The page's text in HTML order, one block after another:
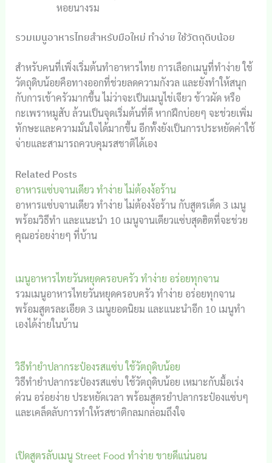
หอยนางรม
รวมเมนูอาหารไทยสำหรับมือใหม่ ทำง่าย ใช้วัตถุดิบน้อย
สำหรับคนที่เพิ่งเริ่มต้นทำอาหารไทย การเลือกเมนูที่ทำง่าย ใช้
วัตถุดิบน้อยคือทางออกที่ช่วยลดความกังวล และยังทำให้สนุก
กับการเข้าครัวมากขึ้น ไม่ว่าจะเป็นเมนูไข่เจียว ข้าวผัด หรือ
กะเพราหมูสับ ล้วนเป็นจุดเริ่มต้นที่ดี หากฝึกบ่อยๆ จะช่วยเพิ่ม
ทักษะและความมั่นใจได้มากขึ้น อีกทั้งยังเป็นการประหยัดค่าใช้
จ่ายและสามารถควบคุมรสชาติได้เอง
Related Posts
อาหารแซ่บจานเดียว ทำง่าย ไม่ต้องง้อร้าน
อาหารแซ่บจานเดียว ทำง่าย ไม่ต้องง้อร้าน กับสูตรเด็ด 3 เมนู
พร้อมวิธีทำ และแนะนำ 10 เมนูจานเดียวแซ่บสุดฮิตที่จะช่วย
คุณอร่อยง่ายๆ ที่บ้าน
เมนูอาหารไทยวันหยุดครอบครัว ทำง่าย อร่อยทุกจาน
รวมเมนูอาหารไทยวันหยุดครอบครัว ทำง่าย อร่อยทุกจาน
พร้อมสูตรละเอียด 3 เมนูยอดนิยม และแนะนำอีก 10 เมนูทำ
เองได้ง่ายในบ้าน
วิธีทำยำปลากระป๋องรสแซ่บ ใช้วัตถุดิบน้อย
วิธีทำยำปลากระป๋องรสแซ่บ ใช้วัตถุดิบน้อย เหมาะกับมื้อเร่ง
ด่วน อร่อยง่าย ประหยัดเวลา พร้อมสูตรยำปลากระป๋องแซ่บๆ
และเคล็ดลับการทำให้รสชาติกลมกล่อมถึงใจ
เปิดสูตรลับเมนู Street Food ทำง่าย ขายดีแน่นอน